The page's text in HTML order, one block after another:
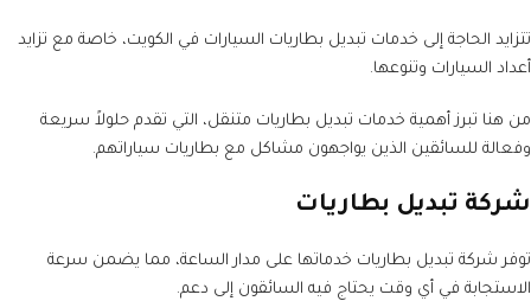
تتزايد الحاجة إلى خدمات تبديل بطاريات السيارات في الكويت، خاصة مع تزايد
أعداد السيارات وتنوعها.
من هنا تبرز أهمية خدمات تبديل بطاريات متنقل، التي تقدم حلولاً سريعة
وفعالة للسائقين الذين يواجهون مشاكل مع بطاريات سياراتهم.
شركة تبديل بطاريات
توفر شركة تبديل بطاريات خدماتها على مدار الساعة، مما يضمن سرعة
الاستجابة في أي وقت يحتاج فيه السائقون إلى دعم.